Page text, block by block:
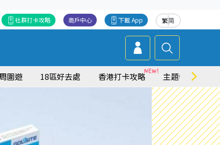
繁简
下載 App
商戶中心
社群打卡攻略
圍遊 18區好去處 香港打卡攻略 主題特集